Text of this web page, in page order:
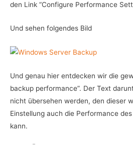
den Link “Configure Performance
Und sehen folgendes Bild
Und genau hier entdecken wir die
backup performance”. Der Text
nicht übersehen werden, den dieser
Einstellung auch die Performance
kann.